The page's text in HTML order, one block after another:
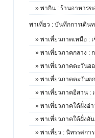
» พากิน : ร้านอาหารข
พาเที่ยว : บันทึกการเดิน
» พาเที่ยวภาคเหนือ :
» พาเที่ยวภาคกลาง :
» พาเที่ยวภาคตะวันอ
» พาเที่ยวภาคตะวันต
» พาเที่ยวภาคอีสาน :
» พาเที่ยวภาคใต้ฝั่งอ่
» พาเที่ยวภาคใต้ฝั่งอั
» พาเที่ยว : นิทรรศกา